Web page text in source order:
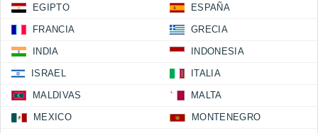
EGIPTO ESPAÑA
FRANCIA GRECIA
INDIA INDONESIA
ISRAEL ITALIA
MALDIVAS MALTA
MEXICO MONTENEGRO